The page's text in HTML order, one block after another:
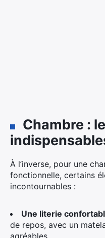
Chambre :
À l’inverse, pour une
fonctionnelle, certains
incontournables :
Une literie
de repos, avec un
agréables.